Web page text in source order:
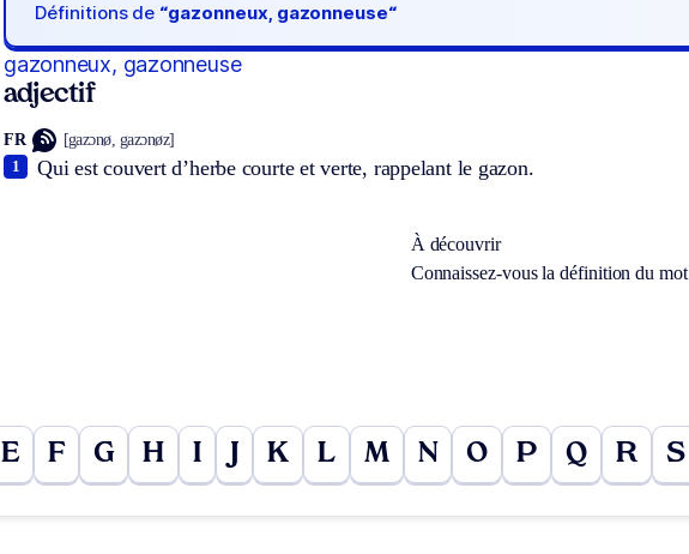
Définitions de “gazonneux, gazonneuse“
gazonneux, gazonneuse
adjectif
FR [gazɔnø, gazɔnøz]
Qui est couvert d’herbe courte et verte, rappelant le gazon.
1
À découvrir
Connaissez-vous la définition du mot
E F G H I K L M N O P Q R S